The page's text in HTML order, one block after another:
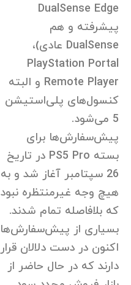
DualSense Edge
پیشرفته و هم
DualSense عادی)،
PlayStation Portal
Remote Player و البته
کنسول‌های پلی‌استیشن
5 می‌شود.
پیش‌سفارش‌ها برای
بسته PS5 Pro در تاریخ
26 سپتامبر آغاز شد و به
هیچ وجه غیرمنتظره نبود
که بلافاصله تمام شدند.
بسیاری از پیش‌سفارش‌ها
اکنون در دست دلالان قرار
دارند که در حال حاضر از